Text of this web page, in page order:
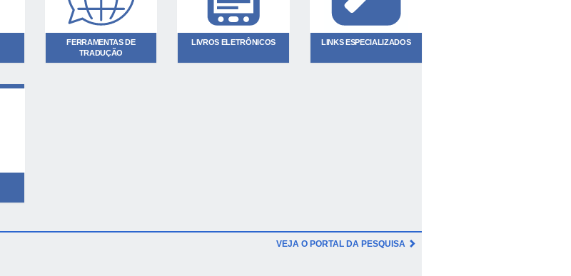
FERRAMENTAS DE
TRADUÇÃO
LIVROS ELETRÔNICOS LINKS ESPECIALIZADOS
VEJA O PORTAL DA PESQUISA